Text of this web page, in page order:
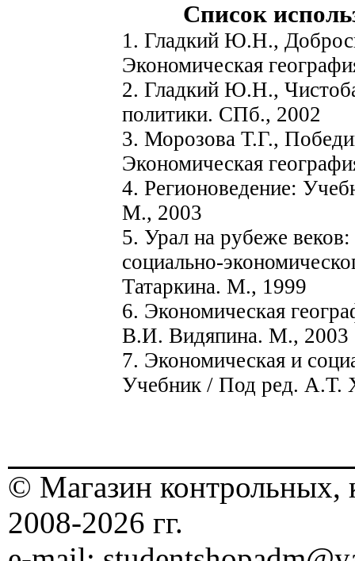
Список
1. Гладкий Ю.Н.,
Экономическая
2. Гладкий Ю.Н.,
политики. СПб., 2002
3. Морозова Т.Г.,
Экономическая
4. Регионоведение:
М., 2003
5. Урал на рубеже
социально-
Татаркина. М., 1999
6. Экономическая
В.И. Видяпина. М., 2003
7. Экономическая и
Учебник / Под ред. А.Т.
© Магазин контрольных,
2008-2026 гг.